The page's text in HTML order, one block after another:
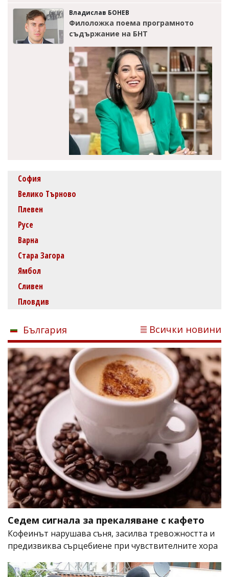
Владислав БОНЕВ
Филоложка поема програмното
съдържание на БНТ
София
Велико Търново
Плевен
Русе
Варна
Стара Загора
Ямбол
Сливен
Пловдив
България Всички новини
Седем сигнала за прекаляване с кафето
Кофеинът нарушава съня, засилва тревожността и
предизвиква сърцебиене при чувствителните хора